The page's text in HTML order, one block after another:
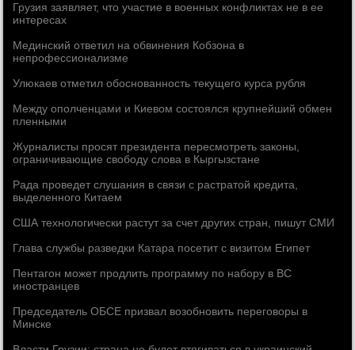
Грузия заявляет, что участие в военных конфликтах не в ее
интересах
Мединский ответил на обвинения Кобзона в
непрофессионализме
Улюкаев отметил обоснованность текущего курса рубля
Между ополченцами и Киевом состоялся крупнейший обмен
пленными
Журналисты просят президента пересмотреть законы,
ограничивающие свободу слова в Кыргызстане
Рада проведет слушания в связи с растратой кредита,
выделенного Китаем
США технологически растут за счет других стран, пишут СМИ
Глава службы разведки Катара посетит с визитом Египет
Пентагон может продлить программу по набору в ВС
иностранцев
Председатель ОБСЕ призвал возобновить переговоры в
Минске